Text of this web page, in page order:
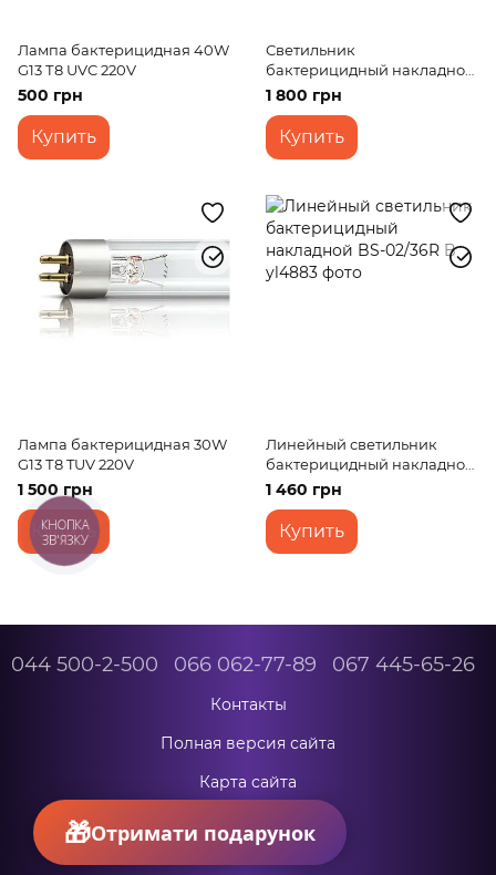
Лампа бактерицидная 40W
G13 Т8 UVC 220V
500 грн
Купить
Светильник
бактерицидный накладной
линейный BS-02/30R B
1 800 грн
Купить
Лампа бактерицидная 30W
G13 Т8 TUV 220V
1 500 грн
Купить
Линейный светильник
бактерицидный накладной
BS-02/36R B
1 460 грн
Купить
044 500-2-500 066 062-77-89 067 445-65-26
Контакты
Полная версия сайта
Карта сайта
КНОПКА
ЗВ'ЯЗКУ
Отримати подарунок